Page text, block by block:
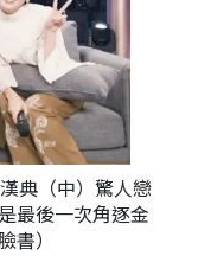
典（中）驚人戀
最後一次角逐金
）